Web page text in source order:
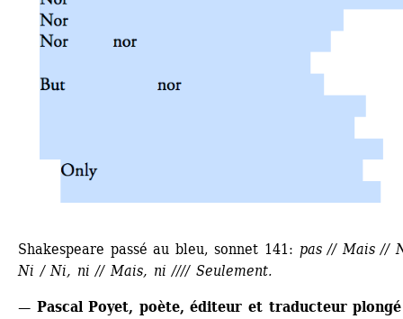
Shakespeare passé au bleu, sonnet 141: pas // Mais //
Ni / Ni, ni // Mais, ni //// Seulement.
— Pascal Poyet, poète, éditeur et traducteur plongé